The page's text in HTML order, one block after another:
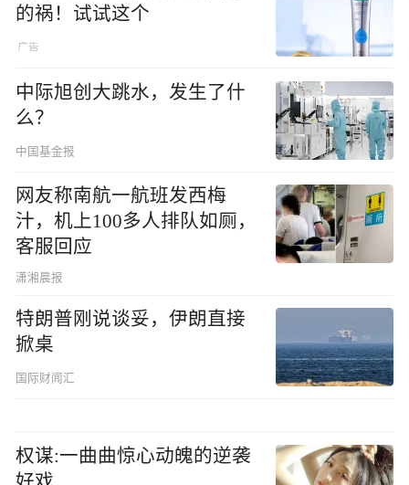
的祸！试试这个
中际旭创大跳水，发生了什
么？
中国基金报
网友称南航一航班发西梅
汁，机上100多人排队如厕，
客服回应
潇湘晨报
特朗普刚说谈妥，伊朗直接
掀桌
国际财闻汇
权谋:一曲曲惊心动魄的逆袭